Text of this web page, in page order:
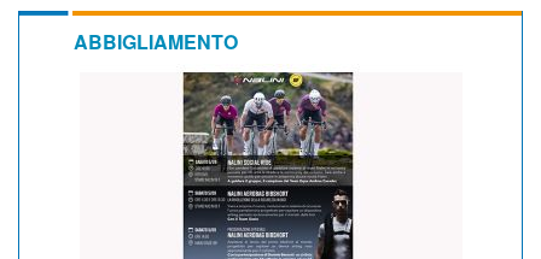
ABBIGLIAMENTO